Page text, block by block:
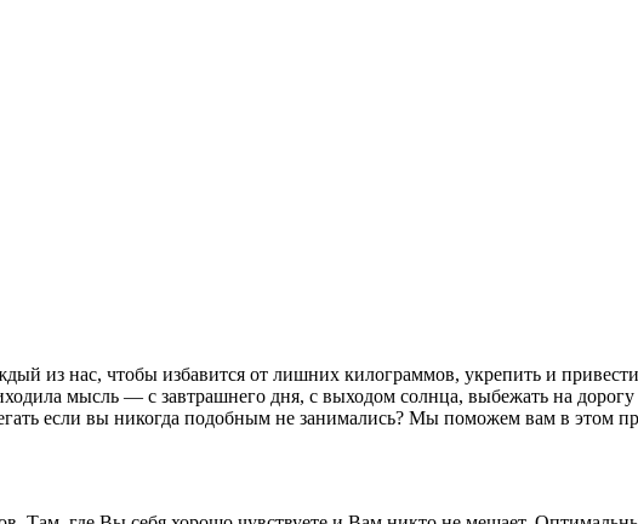
из нас, чтобы избавится от лишних килограммов, укрепить и
мысль — с завтрашнего дня, с выходом солнца, выбежать на
если вы никогда подобным не занимались? Мы поможем вам в этом